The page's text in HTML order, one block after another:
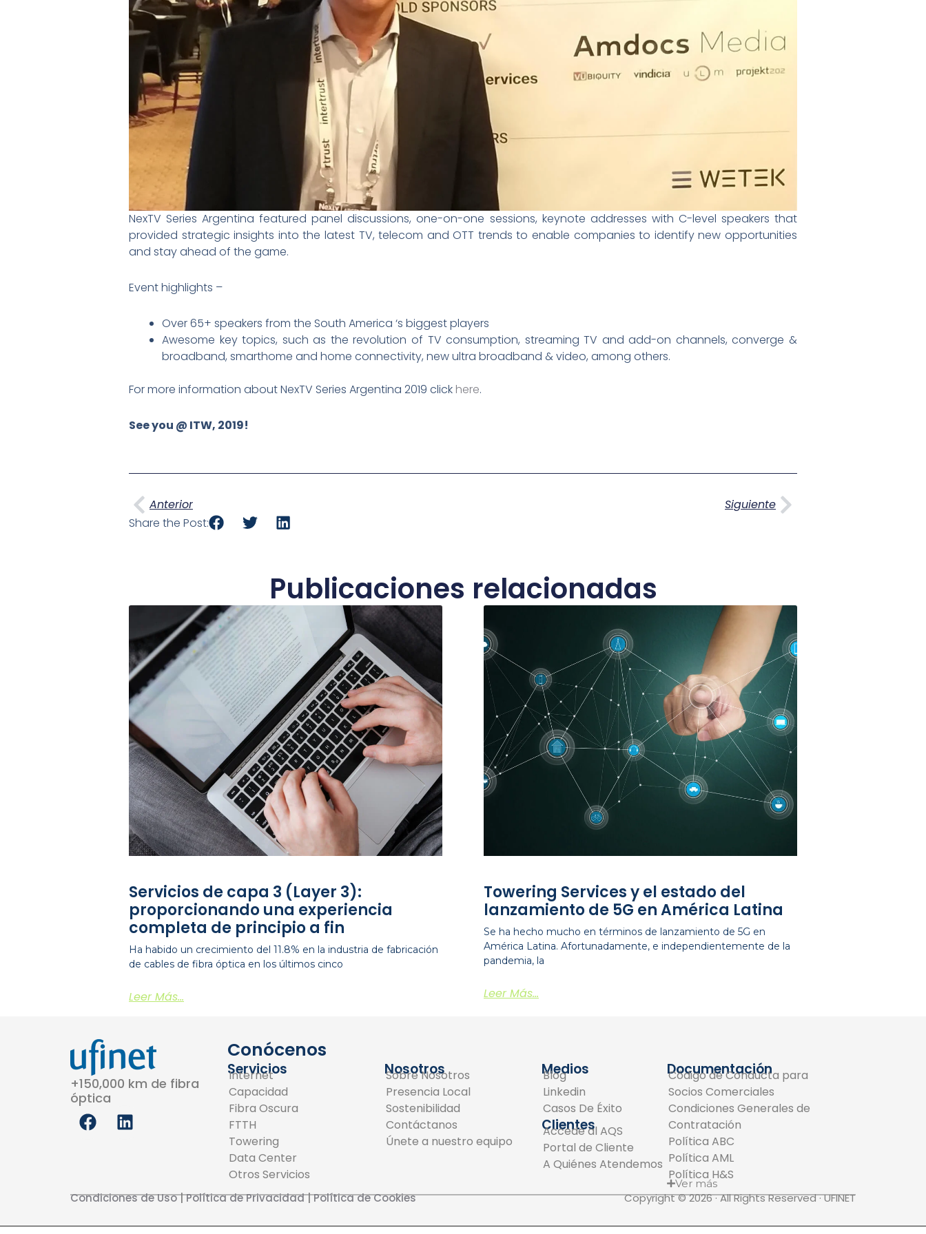
NexTV Series Argentina featured panel discussions, one-on-one sessions, keynote addresses with C-level speakers that
provided strategic insights into the latest TV, telecom and OTT trends to enable companies to identify new opportunities
and stay ahead of the game.
Event highlights –
Over 65+ speakers from the South America ‘s biggest players
Awesome key topics, such as the revolution of TV consumption, streaming TV and add-on channels, converge &
broadband, smarthome and home connectivity, new ultra broadband & video, among others.
For more information about NexTV Series Argentina 2019 click here.
See you @ ITW, 2019!
Anterior Siguiente
Share the Post:
Publicaciones relacionadas
Servicios de capa 3 (Layer 3):
proporcionando una experiencia
completa de principio a fin
Ha habido un crecimiento del 11.8% en la industria de fabricación
de cables de fibra óptica en los últimos cinco
Leer Más...
Towering Services y el estado del
lanzamiento de 5G en América Latina
Se ha hecho mucho en términos de lanzamiento de 5G en
América Latina. Afortunadamente, e independientemente de la
pandemia, la
Leer Más...
+150,000 km de fibra
óptica
F
a
o
L
i
d
Conócenos
Servicios
Internet
Capacidad
Fibra Oscura
FTTH
Towering
Data Center
Otros Servicios
Nosotros
Sobre Nosotros
Presencia Local
Sostenibilidad
Contáctanos
Únete a nuestro equipo
Medios
Blog
Linkedin
Casos De Éxito
Clientes
Accede al AQS
Portal de Cliente
A Quiénes Atendemos
Documentación
Código de Conducta para
Socios Comerciales
Condiciones Generales de
Contratación
Política ABC
Política AML
Política H&S
Ver más
Condiciones de Uso|Política de Privacidad|Política de Cookies Copyright © 2026 · All Rights Reserved · UFINET